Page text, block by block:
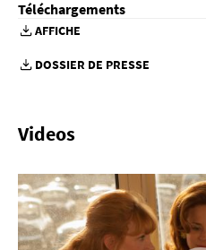
Téléchargements
AFFICHE
DOSSIER DE PRESSE
Videos